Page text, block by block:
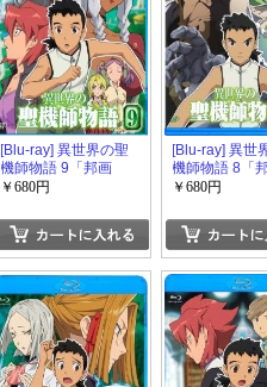
[Blu-ray] 異世界の聖
機師物語 9「邦画
DVD アニメ」
￥680円
[Blu-ray] 異世
機師物語 8「
DVD アニメ」
￥680円